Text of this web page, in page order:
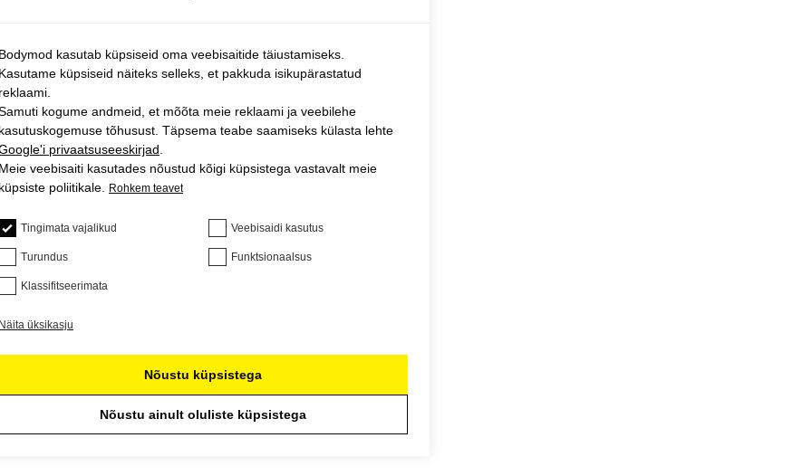
kasutab küpsiseid oma veebisaitide täiustamiseks.
küpsiseid näiteks selleks, et pakkuda isikupärastatud
kogume andmeid, et mõõta meie reklaami ja veebilehe
tõhusust. Täpsema teabe saamiseks külasta lehte
privaatsuseeskirjad
veebisaiti kasutades nõustud kõigi küpsistega vastavalt meie
poliitikale.
Rohkem teavet
Tingimata vajalikud Veebisaidi kasutus
Turundus Funktsionaalsus
Klassifitseerimata
üksikasju
Nõustu küpsistega
Nõustu ainult oluliste küpsistega